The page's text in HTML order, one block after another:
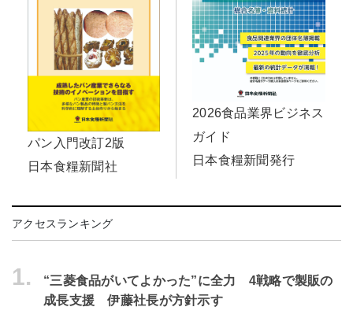
パン入門改訂2版
日本食糧新聞社
2026食品業界ビジネス
ガイド
日本食糧新聞発行
アクセスランキング
1.
“三菱食品がいてよかった”に全力 4戦略で製販の
成長支援 伊藤社長が方針示す